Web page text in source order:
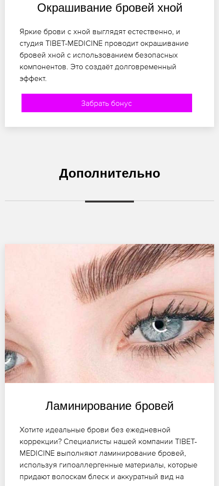
Окрашивание бровей хной
Яркие брови с хной выглядят естественно, и
студия TIBET-MEDICINE проводит окрашивание
бровей хной с использованием безопасных
компонентов. Это создаёт долговременный
эффект.
Забрать бонус
Дополнительно
Ламинирование бровей
Хотите идеальные брови без ежедневной
коррекции? Специалисты нашей компании TIBET-
MEDICINE выполняют ламинирование бровей,
используя гипоаллергенные материалы, которые
придают волоскам блеск и аккуратный вид на